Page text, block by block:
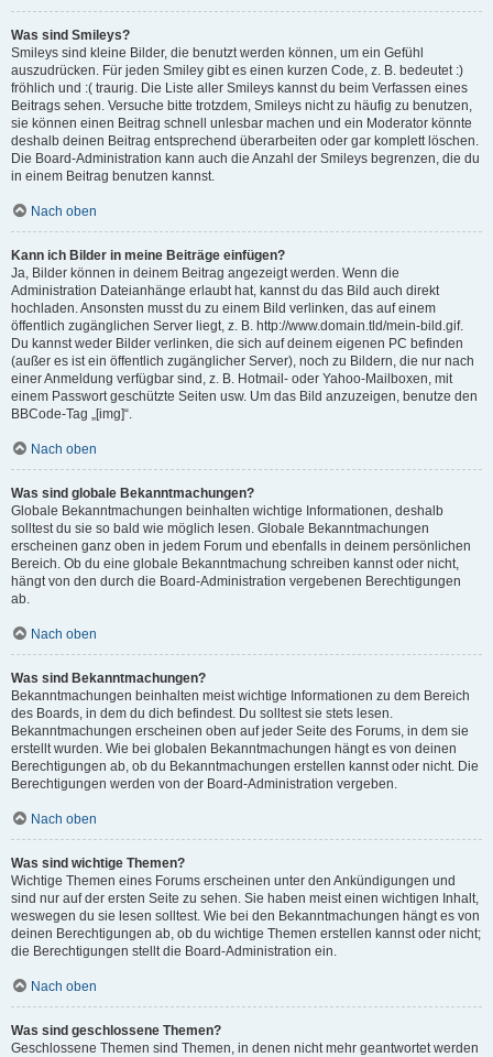
Was sind Smileys?
Smileys sind kleine Bilder, die benutzt werden können, um ein Gefühl
auszudrücken. Für jeden Smiley gibt es einen kurzen Code, z. B. bedeutet :)
fröhlich und :( traurig. Die Liste aller Smileys kannst du beim Verfassen eines
Beitrags sehen. Versuche bitte trotzdem, Smileys nicht zu häufig zu benutzen,
sie können einen Beitrag schnell unlesbar machen und ein Moderator könnte
deshalb deinen Beitrag entsprechend überarbeiten oder gar komplett löschen.
Die Board-Administration kann auch die Anzahl der Smileys begrenzen, die du
in einem Beitrag benutzen kannst.
Nach oben
Kann ich Bilder in meine Beiträge einfügen?
Ja, Bilder können in deinem Beitrag angezeigt werden. Wenn die
Administration Dateianhänge erlaubt hat, kannst du das Bild auch direkt
hochladen. Ansonsten musst du zu einem Bild verlinken, das auf einem
öffentlich zugänglichen Server liegt, z. B. http://www.domain.tld/mein-bild.gif.
Du kannst weder Bilder verlinken, die sich auf deinem eigenen PC befinden
(außer es ist ein öffentlich zugänglicher Server), noch zu Bildern, die nur nach
einer Anmeldung verfügbar sind, z. B. Hotmail- oder Yahoo-Mailboxen, mit
einem Passwort geschützte Seiten usw. Um das Bild anzuzeigen, benutze den
BBCode-Tag „[img]“.
Nach oben
Was sind globale Bekanntmachungen?
Globale Bekanntmachungen beinhalten wichtige Informationen, deshalb
solltest du sie so bald wie möglich lesen. Globale Bekanntmachungen
erscheinen ganz oben in jedem Forum und ebenfalls in deinem persönlichen
Bereich. Ob du eine globale Bekanntmachung schreiben kannst oder nicht,
hängt von den durch die Board-Administration vergebenen Berechtigungen
ab.
Nach oben
Was sind Bekanntmachungen?
Bekanntmachungen beinhalten meist wichtige Informationen zu dem Bereich
des Boards, in dem du dich befindest. Du solltest sie stets lesen.
Bekanntmachungen erscheinen oben auf jeder Seite des Forums, in dem sie
erstellt wurden. Wie bei globalen Bekanntmachungen hängt es von deinen
Berechtigungen ab, ob du Bekanntmachungen erstellen kannst oder nicht. Die
Berechtigungen werden von der Board-Administration vergeben.
Nach oben
Was sind wichtige Themen?
Wichtige Themen eines Forums erscheinen unter den Ankündigungen und
sind nur auf der ersten Seite zu sehen. Sie haben meist einen wichtigen Inhalt,
weswegen du sie lesen solltest. Wie bei den Bekanntmachungen hängt es von
deinen Berechtigungen ab, ob du wichtige Themen erstellen kannst oder nicht;
die Berechtigungen stellt die Board-Administration ein.
Nach oben
Was sind geschlossene Themen?
Geschlossene Themen sind Themen, in denen nicht mehr geantwortet werden